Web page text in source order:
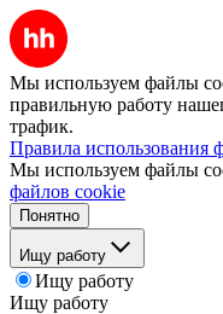
Мы используем файлы
правильную работу
трафик.
Правила использования
Мы используем файлы
файлов cookie
Понятно
Ищу работу
Ищу работу
Ищу работу